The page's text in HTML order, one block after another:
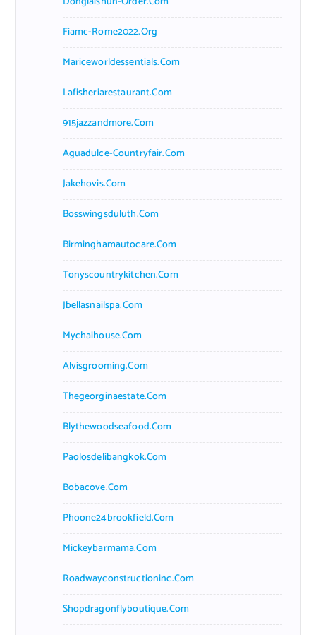
Fiamc-Rome2022.org
Mariceworldessentials.com
Lafisheriarestaurant.com
915jazzandmore.com
Aguadulce-Countryfair.com
Jakehovis.com
Bosswingsduluth.com
Birminghamautocare.com
Tonyscountrykitchen.com
Jbellasnailspa.com
Mychaihouse.com
Alvisgrooming.com
Thegeorginaestate.com
Blythewoodseafood.com
Paolosdelibangkok.com
Bobacove.com
Phoone24brookfield.com
Mickeybarmama.com
Roadwayconstructioninc.com
Shopdragonflyboutique.com